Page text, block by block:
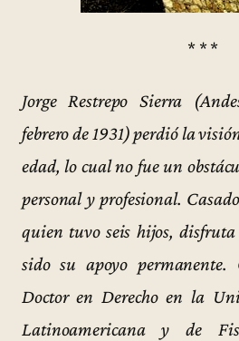
* * *
Jorge Restrepo Sierra
febrero de 1931) perdió la
edad, lo cual no fue un
personal y profesional.
quien tuvo seis hijos,
sido su apoyo
Doctor en Derecho en la
Latinoamericana y de